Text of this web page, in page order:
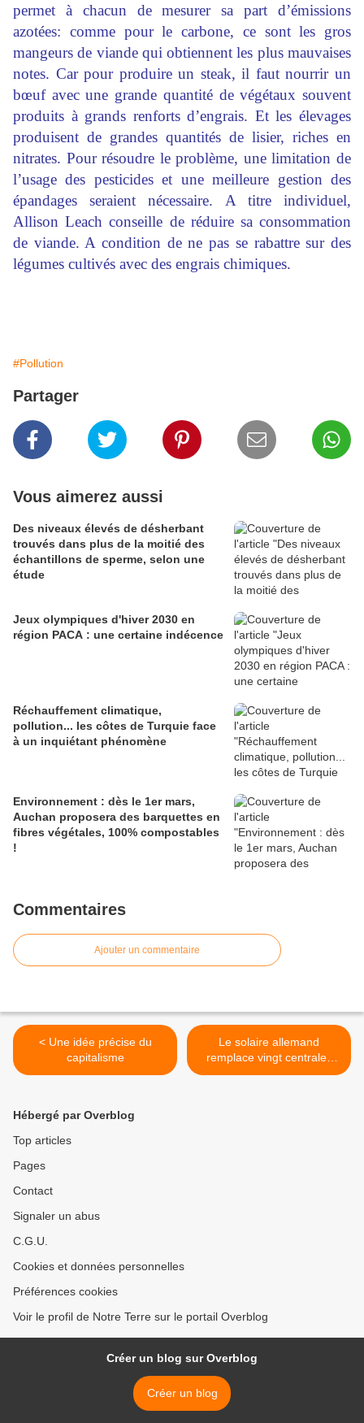
permet à chacun de mesurer sa part d’émissions
azotées: comme pour le carbone, ce sont les gros
mangeurs de viande qui obtiennent les plus mauvaises
notes. Car pour produire un steak, il faut nourrir un
bœuf avec une grande quantité de végétaux souvent
produits à grands renforts d’engrais. Et les élevages
produisent de grandes quantités de lisier, riches en
nitrates. Pour résoudre le problème, une limitation de
l’usage des pesticides et une meilleure gestion des
épandages seraient nécessaire. A titre individuel,
Allison Leach conseille de réduire sa consommation
de viande. A condition de ne pas se rabattre sur des
légumes cultivés avec des engrais chimiques.
#Pollution
Partager
Vous aimerez aussi
Des niveaux élevés de désherbant
trouvés dans plus de la moitié des
échantillons de sperme, selon une
étude
Jeux olympiques d'hiver 2030 en
région PACA : une certaine indécence
Réchauffement climatique,
pollution... les côtes de Turquie face
à un inquiétant phénomène
Environnement : dès le 1er mars,
Auchan proposera des barquettes en
fibres végétales, 100% compostables
!
Commentaires
Ajouter un commentaire
< Une idée précise du
capitalisme
Le solaire allemand
remplace vingt centrales
nucléaires >
Hébergé par Overblog
Top articles
Pages
Contact
Signaler un abus
C.G.U.
Cookies et données personnelles
Préférences cookies
Voir le profil de Notre Terre sur le portail Overblog
Créer un blog sur Overblog
Créer un blog